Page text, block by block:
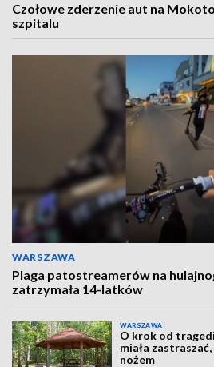
Czołowe zderzenie aut na
szpitalu
WARSZAWA
Plaga patostreamerów na
zatrzymała 14-latków
WARSZAWA
O krok od
miała
nożem